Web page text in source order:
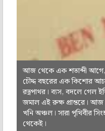
আজ থেকে এক শতাব্দী
চৌদ্দ বছরের এক কিশোর
রত্নপাথর। ব্যস, বদলে গেল
জমাল এই রুক্ষ প্রান্তরে। আজ
খনি অঞ্চল। সারা পৃথিবীর
থেকেই।